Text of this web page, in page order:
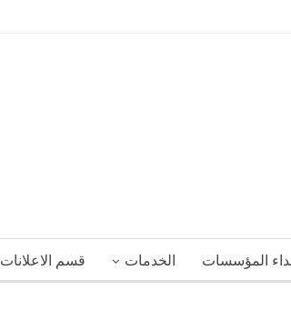
المؤسسات الخدمات قسم الاعلانات